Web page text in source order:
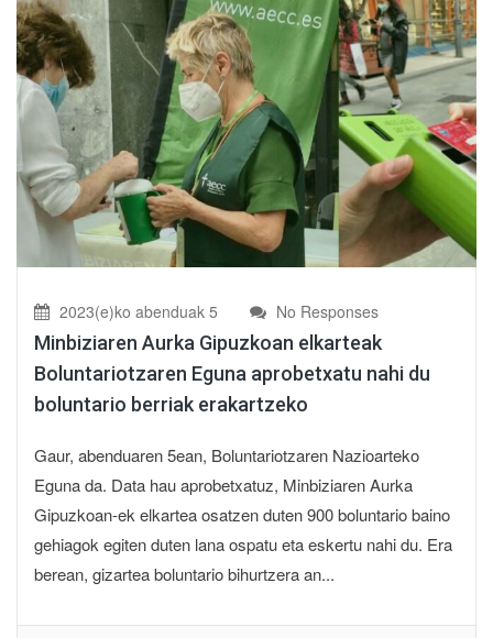
2023(e)ko abenduak 5 No Responses
Minbiziaren Aurka Gipuzkoan elkarteak
Boluntariotzaren Eguna aprobetxatu nahi du
boluntario berriak erakartzeko
Gaur, abenduaren 5ean, Boluntariotzaren Nazioarteko
Eguna da. Data hau aprobetxatuz, Minbiziaren Aurka
Gipuzkoan-ek elkartea osatzen duten 900 boluntario baino
gehiagok egiten duten lana ospatu eta eskertu nahi du. Era
berean, gizartea boluntario bihurtzera an...